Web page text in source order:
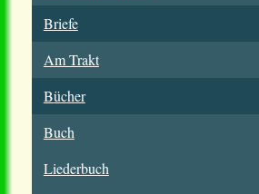
Briefe
Am Trakt
Bücher
Buch
Liederbuch